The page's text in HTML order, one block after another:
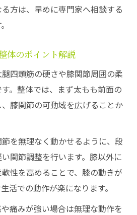
方は、早めに専門家へ相談する
体のポイント解説
四頭筋の硬さや膝関節周囲の柔
。整体では、まず太もも前面の
膝関節の可動域を広げることか
を無理なく動かせるように、段
関節調整を行います。膝以外に
性を高めることで、膝の動きが
活での動作が楽になります。
痛みが強い場合は無理な動作を